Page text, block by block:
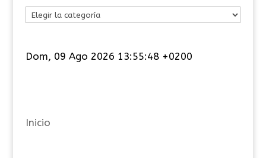
e
í
Dom, 09 Ago 2026 13:55:48 +0200
Inicio